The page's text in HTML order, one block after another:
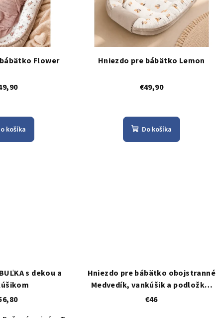
Flower
košíka
Hniezdo pre bábätko Lemon
€49,90
Do košíka
s dekou a
Hniezdo pre bábätko obojstranné
Medvedík, vankúšik a podložka,
modrá
€46